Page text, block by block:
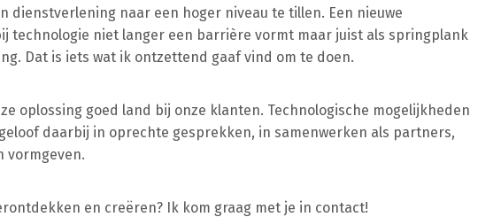
dienstverlening naar een hoger niveau te tillen. Een nieuwe
technologie niet langer een barrière vormt maar juist als springplank
Dat is iets wat ik ontzettend gaaf vind om te doen.
oplossing goed land bij onze klanten. Technologische mogelijkheden
daarbij in oprechte gesprekken, in samenwerken als partners,
vormgeven.
en creëren? Ik kom graag met je in contact!